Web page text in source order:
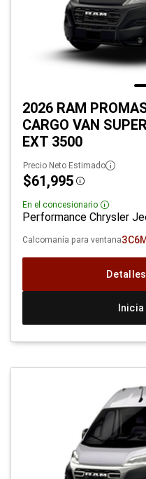
2026 RAM
CARGO VAN
EXT 3500
Precio Neto Estimado
$61,995 Disclosure
En el concesionario Disclosure
Performance Chrysler
Calcomanía para ventana